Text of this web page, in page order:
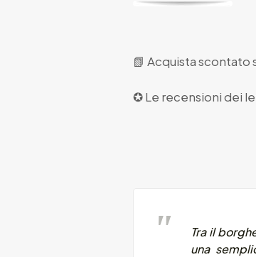
📗 Acquista scontato
✪ Le recensioni dei
Tra il
una